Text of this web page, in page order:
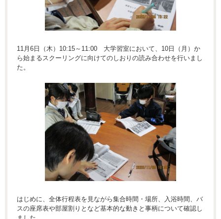
11月6日（木）10:15～11:00 大学習室において、10日（月）か
ら始まるスクーリングに向けてのしおりの読み合わせを行いまし
た。
はじめに、全体行程表を見ながら集合時間・場所、入浴時間、バ
スの座席表や部屋割りとなど基本的な動きと事柄について確認し